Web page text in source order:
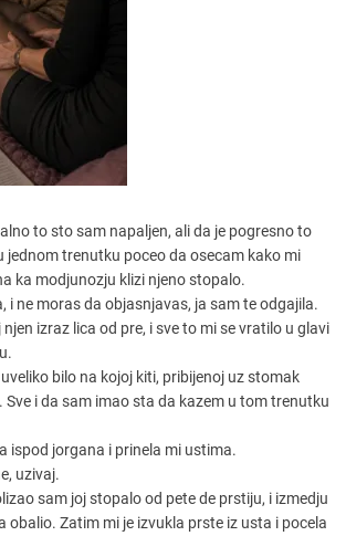
to sto sam napaljen, ali da je pogresno to
jednom trenutku poceo da osecam kako mi
ka modjunozju klizi njeno stopalo.
i ne moras da objasnjavas, ja sam te odgajila.
izraz lica od pre, i sve to mi se vratilo u glavi
bilo na kojoj kiti, pribijenoj uz stomak
Sve i da sam imao sta da kazem u tom trenutku
ispod jorgana i prinela mi ustima.
uzivaj.
sam joj stopalo od pete de prstiju, i izmedju
obalio. Zatim mi je izvukla prste iz usta i pocela